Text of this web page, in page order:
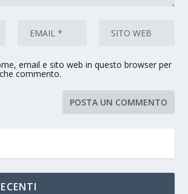
email e sito web in questo browser per
commento.